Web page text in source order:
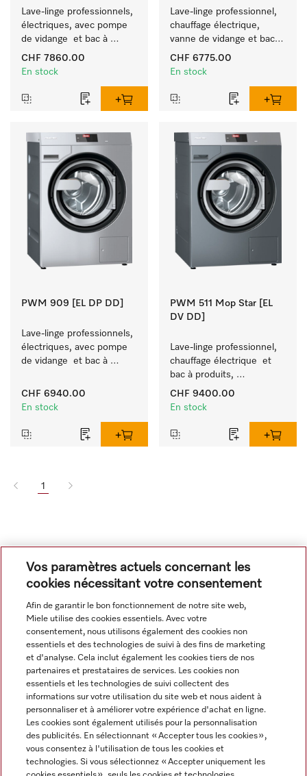
Lave-linge professionnels,
électriques, avec pompe
de vidange  et bac à
produits, M Touch Pro.
CHF 7860.00
En stock
Lave-linge professionnel,
chauffage électrique,
vanne de vidange et bac à
produits,
M Touch Pro Plus –
CHF 6775.00
En stock
PWM 909 [EL DP DD]
Lave-linge professionnels,
électriques, avec pompe
de vidange  et bac à
M Touch Pro Plus –
librement programmable.
CHF 6940.00
En stock
PWM 511 Mop Star [EL
DV DD]
Lave-linge professionnel,
chauffage électrique  et
bac à produits,
M Touch Pro, pour le
Facility Management.
CHF 9400.00
En stock
1
Navigation
Service
Vos paramètres actuels concernant les
cookies nécessitant votre consentement
Afin de garantir le bon fonctionnement de notre site web,
Miele utilise des cookies essentiels. Avec votre
consentement, nous utilisons également des cookies non
essentiels et des technologies de suivi à des fins de marketing
et d'analyse. Cela inclut également les cookies tiers de nos
partenaires et prestataires de services. Les cookies non
essentiels et les technologies de suivi collectent des
informations sur votre utilisation du site web et nous aident à
personnaliser et à améliorer votre expérience d'achat en ligne.
Les cookies sont également utilisés pour la personnalisation
des publicités. En sélectionnant « Accepter tous les cookies »,
vous consentez à l'utilisation de tous les cookies et
technologies. Si vous sélectionnez « Accepter uniquement les